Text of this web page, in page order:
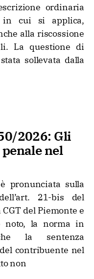
ordinaria
in cui si applica,
alla riscossione
La questione di
sollevata dalla
2026: Gli
nel
pronunciata sulla
21-bis del
del Piemonte e
noto, la norma in
la sentenza
contribuente nel
non